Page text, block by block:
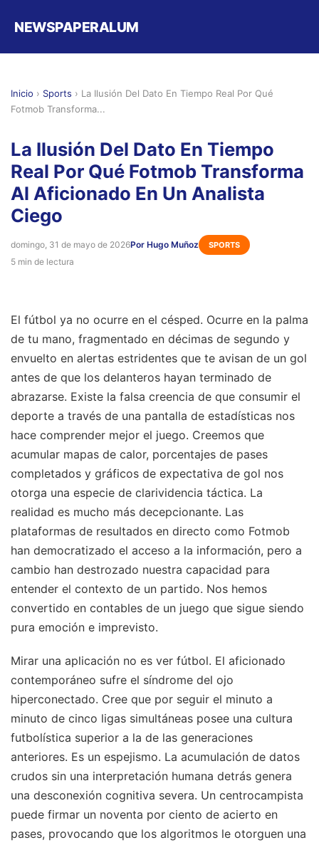
NEWSPAPERALUM
Inicio › Sports › La Ilusión Del Dato En Tiempo Real Por Qué
Fotmob Transforma...
La Ilusión Del Dato En Tiempo
Real Por Qué Fotmob Transforma
Al Aficionado En Un Analista
Ciego
domingo, 31 de mayo de 2026Por Hugo Muñoz SPORTS
5 min de lectura
El fútbol ya no ocurre en el césped. Ocurre en la palma
de tu mano, fragmentado en décimas de segundo y
envuelto en alertas estridentes que te avisan de un gol
antes de que los delanteros hayan terminado de
abrazarse. Existe la falsa creencia de que consumir el
deporte a través de una pantalla de estadísticas nos
hace comprender mejor el juego. Creemos que
acumular mapas de calor, porcentajes de pases
completados y gráficos de expectativa de gol nos
otorga una especie de clarividencia táctica. La
realidad es mucho más decepcionante. Las
plataformas de resultados en directo como Fotmob
han democratizado el acceso a la información, pero a
cambio han destrozado nuestra capacidad para
entender el contexto de un partido. Nos hemos
convertido en contables de un juego que sigue siendo
pura emoción e imprevisto.
Mirar una aplicación no es ver fútbol. El aficionado
contemporáneo sufre el síndrome del ojo
hiperconectado. Cree que por seguir el minuto a
minuto de cinco ligas simultáneas posee una cultura
futbolística superior a la de las generaciones
anteriores. Es un espejismo. La acumulación de datos
crudos sin una interpretación humana detrás genera
una desconexión cognitiva severa. Un centrocampista
puede firmar un noventa por ciento de acierto en
pases, provocando que los algoritmos le otorguen una